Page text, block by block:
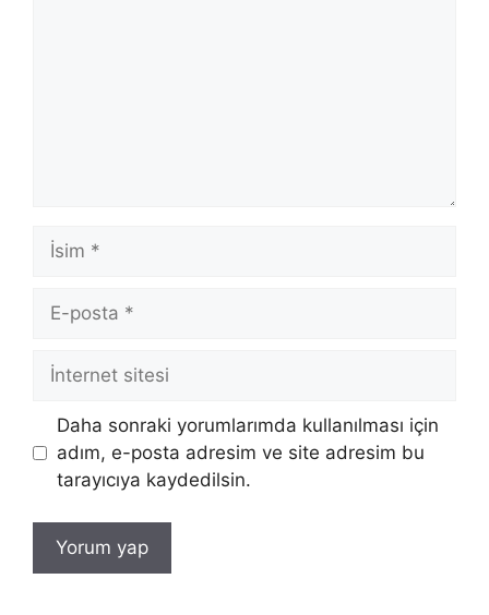
İsim
posta
İnternet
Daha sonraki yorumlarımda kullanılması için
adım, e-posta adresim ve site adresim bu
tarayıcıya kaydedilsin.